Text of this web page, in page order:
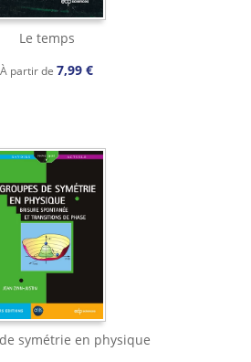
Le temps
À partir de 7,99 €
symétrie en physique